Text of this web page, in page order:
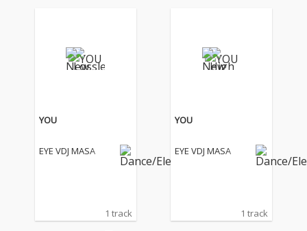
（不完全）」というタ
イトルには、音や言葉
中に残る揺らぎや余白
まで表現として残した
れている。何を削っ
て、何を残すのかをこ
った作品となった。
（不完全）」というタ
イトルには、音や言葉
中に残る揺らぎや余白
まで表現として残した
れている。何を削っ
て、何を残すのかをこ
った作品となった。
YOU
EYE VDJ MASA
1 track
YOU
EYE VDJ MASA
1 track